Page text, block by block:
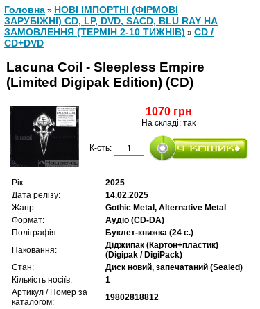
Головна » НОВІ ІМПОРТНІ (ФІРМОВІ
ЗАРУБІЖНІ) CD, LP, DVD, SACD, BLU RAY НА
ЗАМОВЛЕННЯ (ТЕРМІН 2-10 ТИЖНІВ) » CD /
CD+DVD
Lacuna Coil - Sleepless Empire
(Limited Digipak Edition) (CD)
1070 грн
На складі: так
К-сть:
Рік:
2025
Дата релізу:
14.02.2025
Жанр:
Gothic Metal, Alternative Metal
Формат:
Аудіо (CD-DA)
Поліграфія:
Буклет-книжка (24 с.)
Паковання:
Діджипак (Картон+пластик)
(Digipak / DigiPack)
Стан:
Диск новий, запечатаний (Sealed)
Кількість носіїв:
1
Артикул / Номер за
каталогом:
19802818812